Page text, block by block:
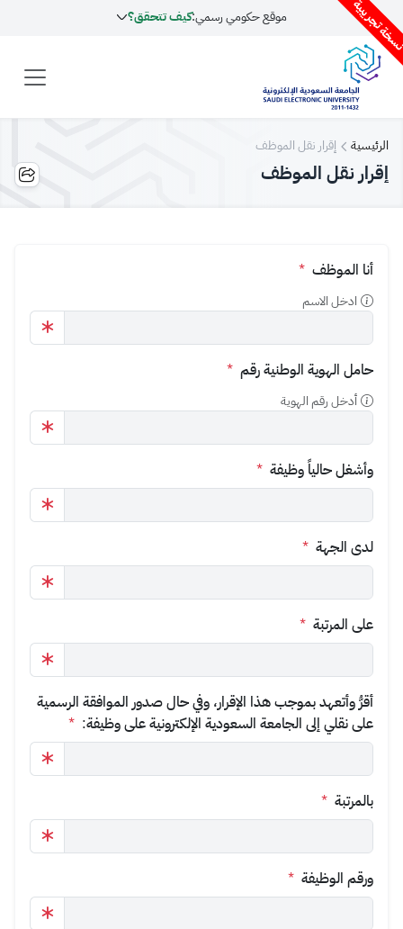
تجريبية موقع حكومي رسمي:كيف تتحقق؟
الرئيسية إقرار نقل الموظف
إقرار نقل الموظف
أنا الموظف *
ادخل الاسم
حامل الهوية الوطنية رقم *
أدخل رقم الهوية
وأشغل حالياً وظيفة *
لدى الجهة *
على المرتبة *
أقرُّ وأتعهد بموجب هذا الإقرار، وفي حال صدور الموافقة الرسمية
على نقلي إلى الجامعة السعودية الإلكترونية على وظيفة: *
بالمرتبة *
ورقم الوظيفة *